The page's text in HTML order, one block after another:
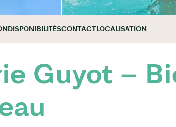
DISPONIBILITÉSCONTACTLOCALISATION
Guyot –